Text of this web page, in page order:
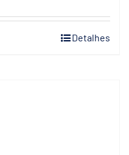
Detalhes